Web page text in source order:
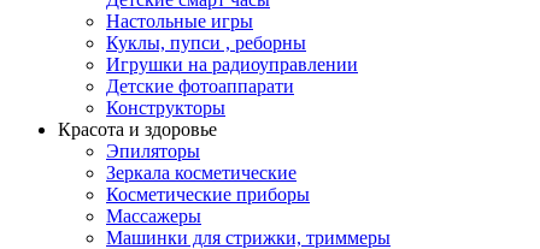
Настольные игры
Куклы, пупси , реборны
Игрушки на радиоуправлении
Детские фотоаппарати
Конструкторы
Красота и здоровье
Эпиляторы
Зеркала косметические
Косметические приборы
Массажеры
Машинки для стрижки, триммеры